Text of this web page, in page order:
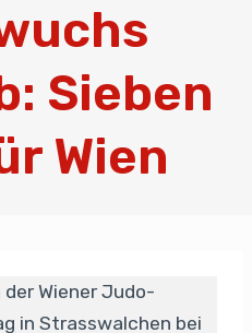
Sieben
Wien
Wiener Judo-
in Strasswalchen bei